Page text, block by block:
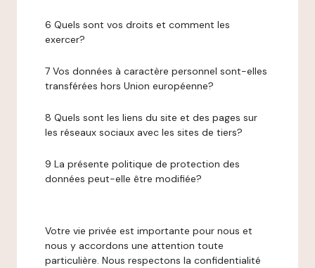
6 Quels sont vos droits et comment les
exercer?
7 Vos données à caractère personnel sont-elles
transférées hors Union européenne?
8 Quels sont les liens du site et des pages sur
les réseaux sociaux avec les sites de tiers?
9 La présente politique de protection des
données peut-elle être modifiée?
Votre vie privée est importante pour nous et
nous y accordons une attention toute
particulière. Nous respectons la confidentialité